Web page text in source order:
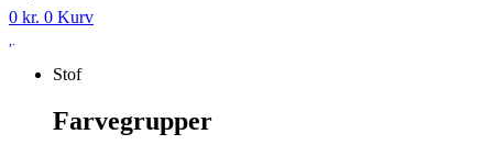
0 kr. 0 Kurv
Stof
Farvegrupper